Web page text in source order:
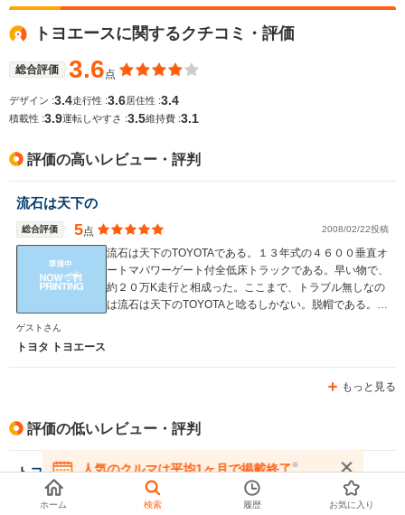
排気量
駆動方式
1600～5200cc
FR、4WD
トヨエースに関するクチコミ・評価
総合評価 3.6点
デザイン :3.4走行性 :3.6居住性 :3.4
積載性 :3.9運転しやすさ :3.5維持費 :3.1
評価の高いレビュー・評判
流石は天下の
総合評価 5点 2008/02/22投稿
流石は天下のTOYOTAである。１３年式の４６００垂直オ
ートマパワーゲート付全低床トラックである。早い物で、
約２０万K走行と相成った。ここまで、トラブル無しなの
は流石は天下のTOYOTAと唸るしかない。脱帽である。
安心させる接地感を併せ持つ。旧トヨエースの弱点だっ
れている。乗っていても疲労が全く来ない為にある意味イ
マが４速で、高速道路では、相性が悪いが、この点につい
ては、オートマが５速になった後期型を選べば、問題は無
かろう。
ゲストさん
トヨタ トヨエース
もっと見る
評価の低いレビュー・評判
トヨエース
総合評価 2013/03/27投稿
人気のクルマは平均1ヶ月で掲載終了※
在庫が無くなる前にお問い合わせください
ホーム 検索 履歴 お気に入り